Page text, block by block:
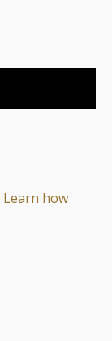
Learn how